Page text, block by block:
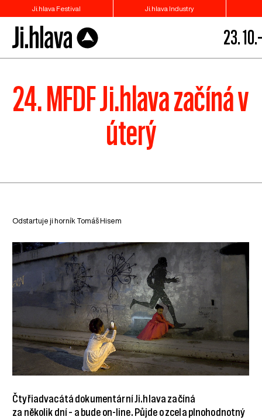
Ji.hlava Festival Ji.hlava Industry
23.
24. MFDF Ji.hlava začíná v
úterý
Odstartuje ji horník Tomáš Hisem
Čtyřiadvacátá dokumentární Ji.hlava začíná
za několik dní – a bude on-line. Půjde o zcela plnohodnotný